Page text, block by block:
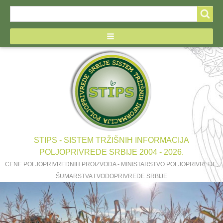
Search
form
STIPS - SISTEM TRŽIŠNIH INFORMACIJA
POLJOPRIVREDE SRBIJE 2004 - 2026.
CENE POLJOPRIVREDNIH PROIZVODA - MINISTARSTVO POLJOPRIVREDE,
ŠUMARSTVA I VODOPRIVREDE SRBIJE